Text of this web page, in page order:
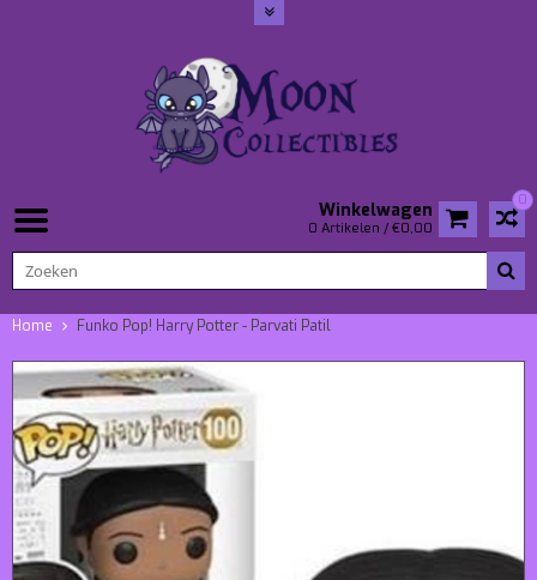
0
Winkelwagen
0 Artikelen / €0,00
Home Funko Pop! Harry Potter - Parvati Patil